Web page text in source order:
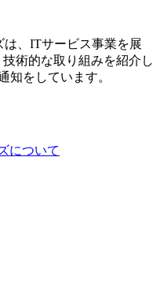
、ITサービス事業を展
術的な取り組みを紹介し
知をしています。
について